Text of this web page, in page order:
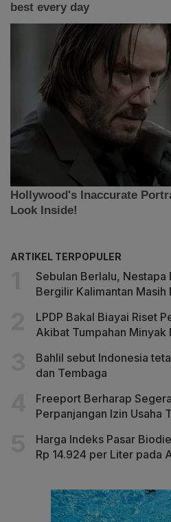
ARTIKEL TERPOPULER
Sebulan Berlalu, Nestapa
Bergilir Kalimantan Masih
LPDP Bakal Biayai Riset
Akibat Tumpahan Minyak
Bahlil sebut Indonesia
dan Tembaga
Freeport Berharap
Perpanjangan Izin Usaha
Harga Indeks Pasar
Rp 14.924 per Liter pada